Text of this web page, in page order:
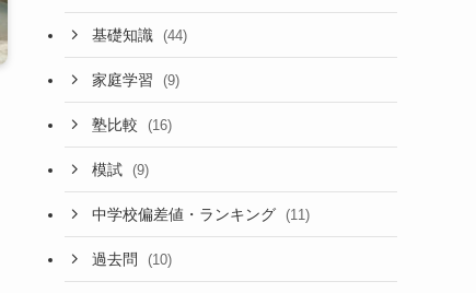
基礎知識 (44)
家庭学習 (9)
塾比較 (16)
模試 (9)
中学校偏差値・ランキング (11)
過去問 (10)